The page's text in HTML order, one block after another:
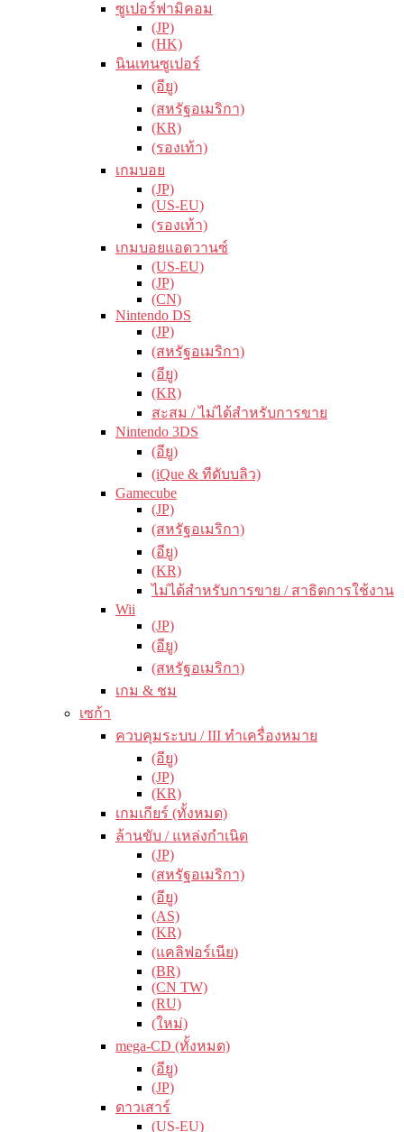
ซูเปอร์ฟามิคอม
(JP)
(HK)
นินเทนซูเปอร์
(อียู)
(สหรัฐอเมริกา)
(KR)
(รองเท้า)
เกมบอย
(JP)
(US-EU)
(รองเท้า)
เกมบอยแอดวานซ์
(US-EU)
(JP)
(CN)
Nintendo DS
(JP)
(สหรัฐอเมริกา)
(อียู)
(KR)
สะสม / ไม่ได้สำหรับการขาย
Nintendo 3DS
(อียู)
(iQue & ทีดับบลิว)
Gamecube
(JP)
(สหรัฐอเมริกา)
(อียู)
(KR)
ไม่ได้สำหรับการขาย / สาธิตการใช้งาน
Wii
(JP)
(อียู)
(สหรัฐอเมริกา)
เกม & ชม
เซก้า
ควบคุมระบบ / III ทำเครื่องหมาย
(อียู)
(JP)
(KR)
เกมเกียร์ (ทั้งหมด)
ล้านขับ / แหล่งกำเนิด
(JP)
(สหรัฐอเมริกา)
(อียู)
(AS)
(KR)
(แคลิฟอร์เนีย)
(BR)
(CN TW)
(RU)
(ใหม่)
mega-CD (ทั้งหมด)
(อียู)
(JP)
ดาวเสาร์
(US-EU)